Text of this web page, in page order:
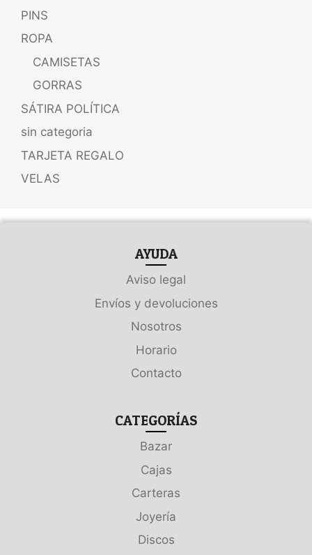
PINS
ROPA
CAMISETAS
GORRAS
SÁTIRA POLÍTICA
sin categoria
TARJETA REGALO
VELAS
AYUDA
Aviso legal
Envíos y devoluciones
Nosotros
Horario
Contacto
CATEGORÍAS
Bazar
Cajas
Carteras
Joyería
Discos